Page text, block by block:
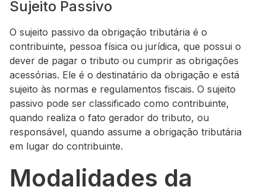
Sujeito Passivo
O sujeito passivo da obrigação tributária é o
contribuinte, pessoa física ou jurídica, que possui o
dever de pagar o tributo ou cumprir as obrigações
acessórias. Ele é o destinatário da obrigação e está
sujeito às normas e regulamentos fiscais. O sujeito
passivo pode ser classificado como contribuinte,
quando realiza o fato gerador do tributo, ou
responsável, quando assume a obrigação tributária
em lugar do contribuinte.
Modalidades da